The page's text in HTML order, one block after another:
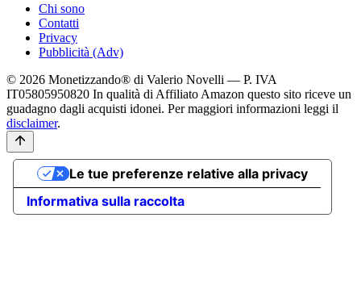
Chi sono
Contatti
Privacy
Pubblicità (Adv)
© 2026 Monetizzando® di Valerio Novelli — P. IVA
IT05805950820 In qualità di Affiliato Amazon questo sito riceve un
guadagno dagli acquisti idonei. Per maggiori informazioni leggi il
disclaimer.
Informativa sulla raccolta
Le tue preferenze relative alla privacy